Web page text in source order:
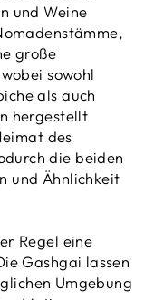
und Weine
große
sowohl
als auch
hergestellt
des
die beiden
und Ähnlichkeit
Regel eine
Gashgai lassen
Umgebung